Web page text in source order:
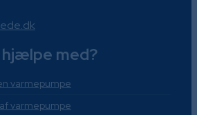
hjælpe med?
varmepumpe
varmepumpe